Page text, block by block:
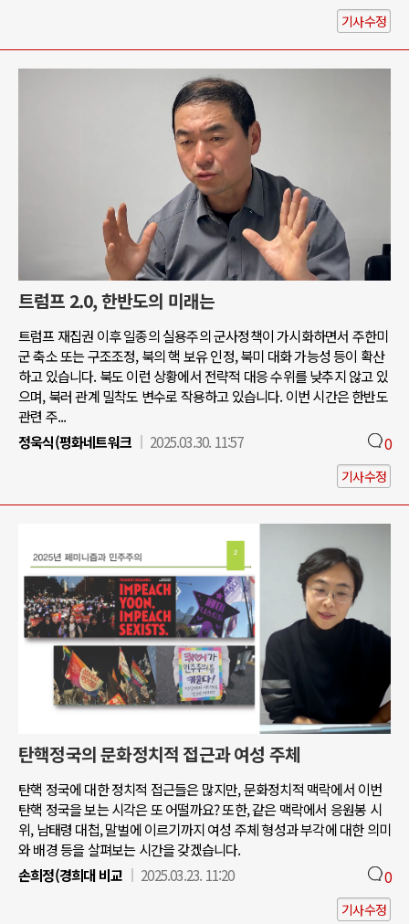
기사수정
트럼프 2.0, 한반도의 미래는
트럼프 재집권 이후 일종의 실용주의 군사정책이 가시화하면서 주한미
군 축소 또는 구조조정, 북의 핵 보유 인정, 북미 대화 가능성 등이 확산
하고 있습니다. 북도 이런 상황에서 전략적 대응 수위를 낮추지 않고 있
으며, 북러 관계 밀착도 변수로 작용하고 있습니다. 이번 시간은 한반도
관련 주...
정욱식(평화네트워크
2025.03.30. 11:57 0
기사수정
탄핵정국의 문화정치적 접근과 여성 주체
탄핵 정국에 대한 정치적 접근들은 많지만, 문화정치적 맥락에서 이번
탄핵 정국을 보는 시각은 또 어떨까요? 또한, 같은 맥락에서 응원봉 시
위, 남태령 대첩, 말벌에 이르기까지 여성 주체 형성과 부각에 대한 의미
와 배경 등을 살펴보는 시간을 갖겠습니다.
손희정(경희대 비교
2025.03.23. 11:20 0
기사수정